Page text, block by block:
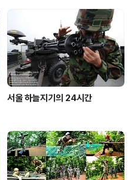
서울 하늘지기의 24시간